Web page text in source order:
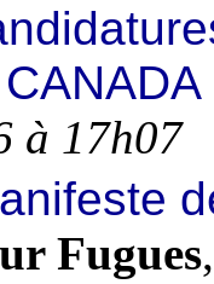
à 17h07
Fugues